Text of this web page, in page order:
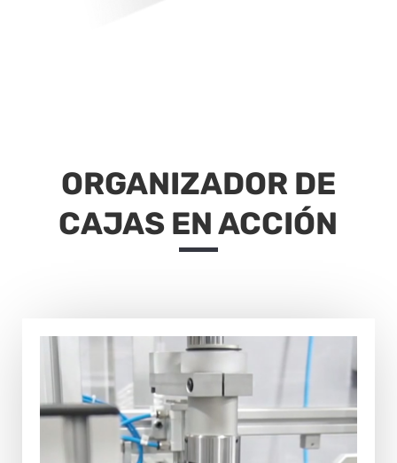
ORGANIZADOR DE
CAJAS EN ACCIÓN